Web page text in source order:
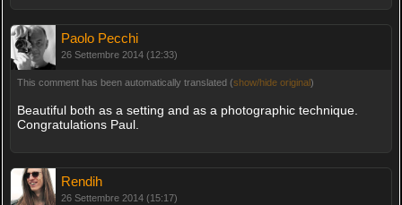
Paolo Pecchi
26 Settembre 2014 (12:33)
This comment has been automatically translated (show/hide original)
Beautiful both as a setting and as a photographic technique.
Congratulations Paul.
Rendih
26 Settembre 2014 (15:17)